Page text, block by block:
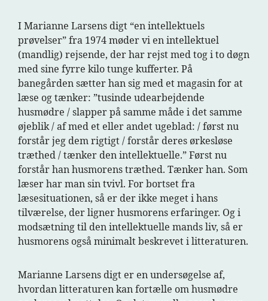
I Marianne Larsens digt “en intellektuels
prøvelser” fra 1974 møder vi en intellektuel
(mandlig) rejsende, der har rejst med tog i to døgn
med sine fyrre kilo tunge kufferter. På
banegården sætter han sig med et magasin for at
læse og tænker: ”tusinde udearbejdende
husmødre / slapper på samme måde i det samme
øjeblik / af med et eller andet ugeblad: / først nu
forstår jeg dem rigtigt / forstår deres ørkesløse
træthed / tænker den intellektuelle.” Først nu
forstår han husmorens træthed. Tænker han. Som
læser har man sin tvivl. For bortset fra
læsesituationen, så er der ikke meget i hans
tilværelse, der ligner husmorens erfaringer. Og i
modsætning til den intellektuelle mands liv, så er
husmorens også minimalt beskrevet i litteraturen.
Marianne Larsens digt er en undersøgelse af,
hvordan litteraturen kan fortælle om husmødre